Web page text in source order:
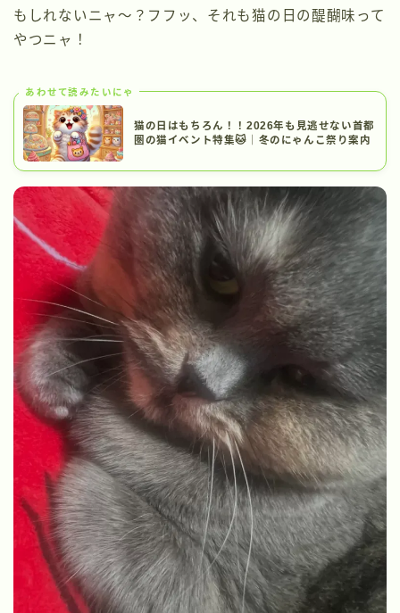
もしれないニャ〜？フフッ、それも猫の日の醍醐味って
やつニャ！
あわせて読みたいにゃ
猫の日はもちろん！！2026年も見逃せない首都
圏の猫イベント特集🐱｜冬のにゃんこ祭り案内